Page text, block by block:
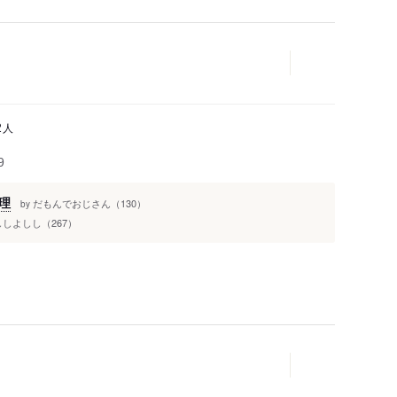
人
by だもんでおじさん（130）
しよしし（267）